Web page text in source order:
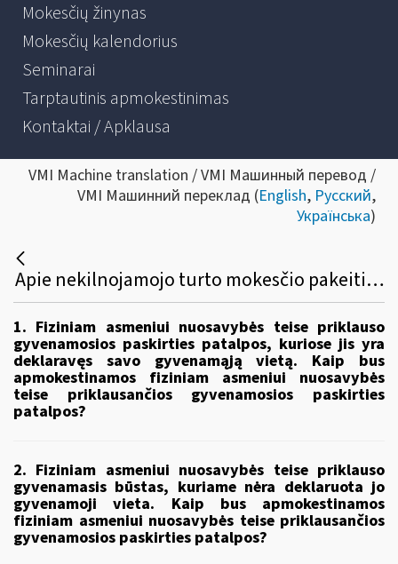
Mokesčių žinynas
Mokesčių kalendorius
Seminarai
Tarptautinis apmokestinimas
Kontaktai / Apklausa
VMI Machine translation / VMI Машинный перевод /
VMI Машинний переклад (English, Русский,
Українська)
Apie nekilnojamojo turto mokesčio pakeitimus nuo 2026 metų
1. Fiziniam asmeniui nuosavybės teise priklauso
gyvenamosios paskirties patalpos, kuriose jis yra
deklaravęs savo gyvenamąją vietą. Kaip bus
apmokestinamos fiziniam asmeniui nuosavybės
teise priklausančios gyvenamosios paskirties
patalpos?
2. Fiziniam asmeniui nuosavybės teise priklauso
gyvenamasis būstas, kuriame nėra deklaruota jo
gyvenamoji vieta. Kaip bus apmokestinamos
fiziniam asmeniui nuosavybės teise priklausančios
gyvenamosios paskirties patalpos?